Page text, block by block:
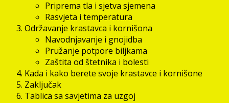
Priprema tla i sjetva sjemena
Rasvjeta i temperatura
Održavanje krastavca i kornišona
Navodnjavanje i gnojidba
Pružanje potpore biljkama
Zaštita od štetnika i bolesti
Kada i kako berete svoje krastavce i kornišone
Zaključak
Tablica sa savjetima za uzgoj